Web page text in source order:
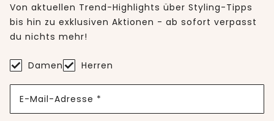
Von aktuellen Trend-Highlights über Styling-Tipps
bis hin zu exklusiven Aktionen - ab sofort verpasst
du nichts mehr!
Damen Herren
E-Mail-Adresse *